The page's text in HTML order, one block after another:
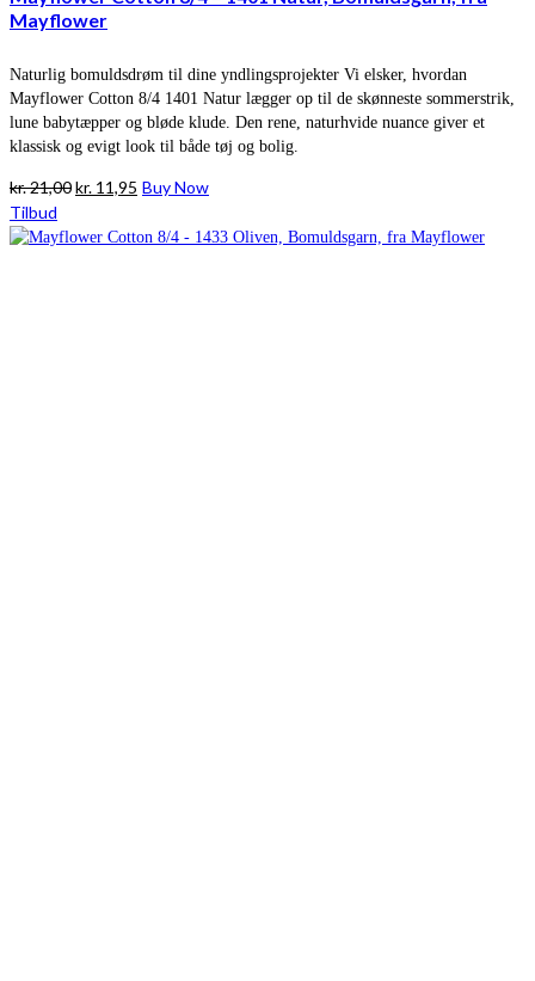
Mayflower
Naturlig bomuldsdrøm til dine yndlingsprojekter Vi elsker, hvordan
Mayflower Cotton 8/4 1401 Natur lægger op til de skønneste sommerstrik,
lune babytæpper og bløde klude. Den rene, naturhvide nuance giver et
klassisk og evigt look til både tøj og bolig.
kr.21,00Den
pris
kr. 11,95 Den
pris
Buy Now
Tilbud